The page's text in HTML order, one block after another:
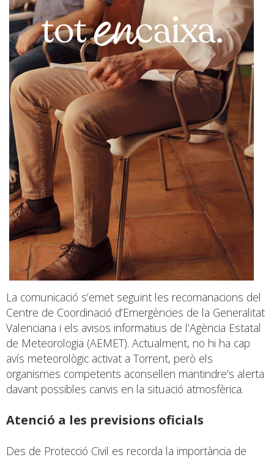
La comunicació s’emet seguint les recomanacions del
Centre de Coordinació d’Emergències de la Generalitat
Valenciana i els avisos informatius de l’Agència Estatal
de Meteorologia (AEMET). Actualment, no hi ha cap
avís meteorològic activat a Torrent, però els
organismes competents aconsellen mantindre’s alerta
davant possibles canvis en la situació atmosfèrica.
Atenció a les previsions oficials
Des de Protecció Civil es recorda la importància de